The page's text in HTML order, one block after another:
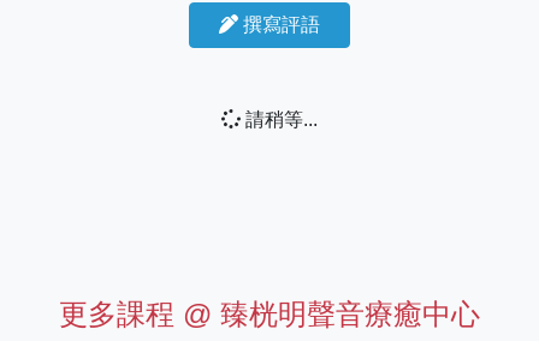
撰寫評語
請稍等...
更多課程 @ 臻桄明聲音療癒中心